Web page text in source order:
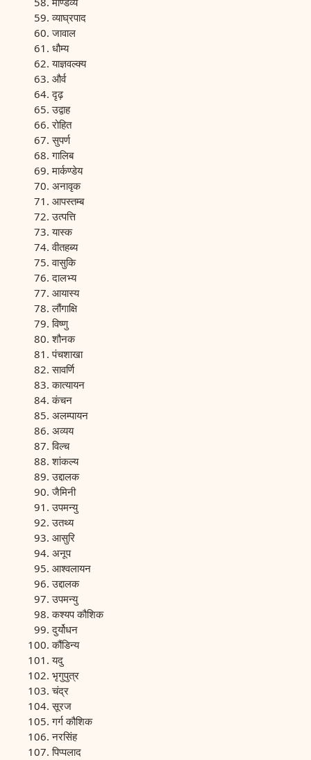
व्याघ्रपाद
जावाल
धौम्य
याज्ञवल्क्य
और्व
दृढ़
उद्वाह
रोहित
सुपर्ण
गालिब
मार्कण्डेय
अनावृक
आपस्तम्ब
उत्पत्ति
यास्क
वीतहब्य
वासुकि
दालभ्य
आयास्य
लौंगाक्षि
विष्णु
शौनक
पंचशाखा
सावर्णि
कात्यायन
कंचन
अलम्पायन
अव्यय
विल्च
शांकल्य
उद्दालक
जैमिनी
उपमन्यु
उतथ्य
आसुरि
अनूप
आश्वलायन
उद्दालक
उपमन्यु
कश्यप कौशिक
दुर्योधन
कौंडिन्य
यदु
भृगुपुत्र
चंद्र
सूरज
गर्ग कौशिक
नरसिंह
पिप्पलाद